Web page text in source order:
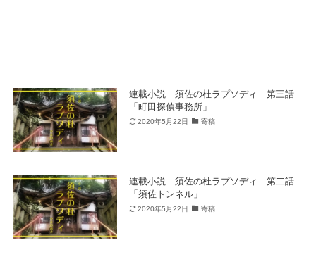
連載小説 須佐の杜ラプソディ｜第三話
「町田探偵事務所」
2020年5月22日 寄稿
連載小説 須佐の杜ラプソディ｜第二話
「須佐トンネル」
2020年5月22日 寄稿